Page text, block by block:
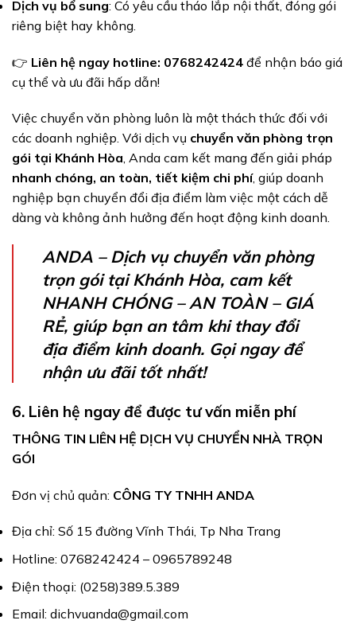
Dịch vụ bổ sung: Có yêu cầu tháo lắp nội thất, đóng gói
riêng biệt hay không.
👉 Liên hệ ngay hotline: 0768242424 để nhận báo giá
cụ thể và ưu đãi hấp dẫn!
Việc chuyển văn phòng luôn là một thách thức đối với
các doanh nghiệp. Với dịch vụ chuyển văn phòng trọn
gói tại Khánh Hòa, Anda cam kết mang đến giải pháp
nhanh chóng, an toàn, tiết kiệm chi phí, giúp doanh
nghiệp bạn chuyển đổi địa điểm làm việc một cách dễ
dàng và không ảnh hưởng đến hoạt động kinh doanh.
ANDA – Dịch vụ chuyển văn phòng
trọn gói tại Khánh Hòa, cam kết
NHANH CHÓNG – AN TOÀN – GIÁ
RẺ, giúp bạn an tâm khi thay đổi
địa điểm kinh doanh. Gọi ngay để
nhận ưu đãi tốt nhất!
6. Liên hệ ngay để được tư vấn miễn phí
THÔNG TIN LIÊN HỆ DỊCH VỤ CHUYỂN NHÀ TRỌN
GÓI
Đơn vị chủ quản: CÔNG TY TNHH ANDA
Địa chỉ: Số 15 đường Vĩnh Thái, Tp Nha Trang
Hotline: 0768242424 – 0965789248
Điện thoại: (0258)389.5.389
Email: dichvuanda@gmail.com